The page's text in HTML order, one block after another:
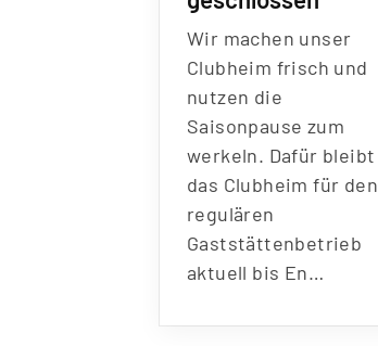
Wir machen unser
Clubheim frisch und
nutzen die
Saisonpause zum
werkeln. Dafür bleibt
das Clubheim für den
regulären
Gaststättenbetrieb
aktuell bis En…